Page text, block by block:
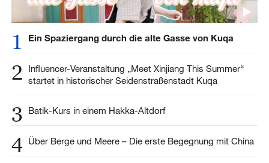
1 Ein Spaziergang durch die alte Gasse von Kuqa
2
Influencer-Veranstaltung „Meet Xinjiang This Summer“
startet in historischer Seidenstraßenstadt Kuqa
3 Batik-Kurs in einem Hakka-Altdorf
4 Über Berge und Meere – Die erste Begegnung mit China